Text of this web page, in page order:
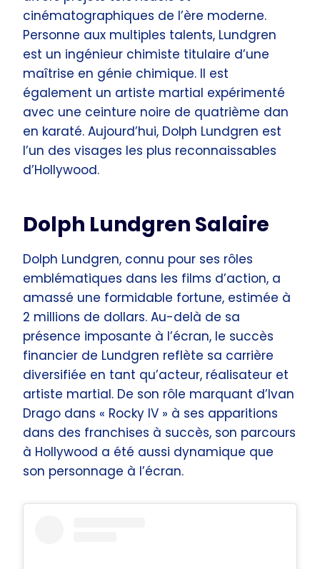
cinématographiques de l’ère moderne.
Personne aux multiples talents, Lundgren
est un ingénieur chimiste titulaire d’une
maîtrise en génie chimique. Il est
également un artiste martial expérimenté
avec une ceinture noire de quatrième dan
en karaté. Aujourd’hui, Dolph Lundgren est
l’un des visages les plus reconnaissables
d’Hollywood.
Dolph Lundgren Salaire
Dolph Lundgren, connu pour ses rôles
emblématiques dans les films d’action, a
amassé une formidable fortune, estimée à
2 millions de dollars. Au-delà de sa
présence imposante à l’écran, le succès
financier de Lundgren reflète sa carrière
diversifiée en tant qu’acteur, réalisateur et
artiste martial. De son rôle marquant d’Ivan
Drago dans « Rocky IV » à ses apparitions
dans des franchises à succès, son parcours
à Hollywood a été aussi dynamique que
son personnage à l’écran.